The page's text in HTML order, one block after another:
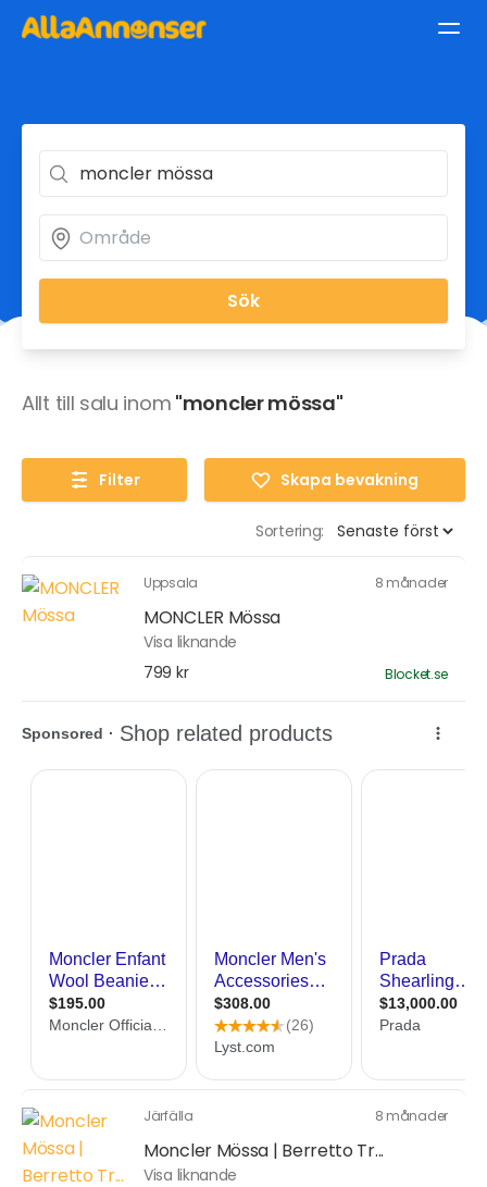
Sök
Allt till salu inom "moncler mössa"
Filter Skapa bevakning
Sortering:
Uppsala 8 månader
MONCLER Mössa
Visa liknande
799 kr
Blocket.se
Järfälla 8 månader
Moncler Mössa | Berretto Tr...
Visa liknande